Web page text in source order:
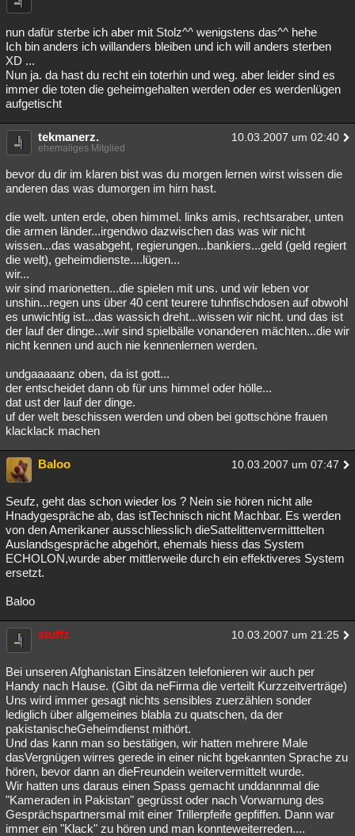
nun dafür sterbe ich aber mit Stolz^^ wenigstens das^^ hehe
Ich bin anders ich willanders bleiben und ich will anders sterben
XD ...
Nun ja. da hast du recht ein toterhin und weg. aber leider sind es
immer die toten die geheimgehalten werden oder es werdenlügen
aufgetischt
tekmanerz. 10.03.2007 um 02:40
ehemaliges Mitglied
bevor du dir im klaren bist was du morgen lernen wirst wissen die
anderen das was dumorgen im hirn hast.
die welt. unten erde, oben himmel. links amis, rechtsaraber, unten
die armen länder...irgendwo dazwischen das was wir nicht
wissen...das wasabgeht, regierungen...bankiers...geld (geld regiert
die welt), geheimdienste....lügen...
wir...
wir sind marionetten...die spielen mit uns. und wir leben vor
unshin...regen uns über 40 cent teurere tuhnfischdosen auf obwohl
es unwichtig ist...das wassich dreht...wissen wir nicht. und das ist
der lauf der dinge...wir sind spielbälle vonanderen mächten...die wir
nicht kennen und auch nie kennenlernen werden.
undgaaaaanz oben, da ist gott...
der entscheidet dann ob für uns himmel oder hölle...
dat ust der lauf der dinge.
uf der welt beschissen werden und oben bei gottschöne frauen
klacklack machen
Baloo 10.03.2007 um 07:47
Seufz, geht das schon wieder los ? Nein sie hören nicht alle
Hnadygespräche ab, das istTechnisch nicht Machbar. Es werden
von den Amerikaner ausschliesslich dieSattelittenvermitttelten
Auslandsgespräche abgehört, ehemals hiess das System
ECHOLON,wurde aber mittlerweile durch ein effektiveres System
ersetzt.
Baloo
stuffz 10.03.2007 um 21:25
Bei unseren Afghanistan Einsätzen telefonieren wir auch per
Handy nach Hause. (Gibt da neFirma die verteilt Kurzzeitverträge)
Uns wird immer gesagt nichts sensibles zuerzählen sonder
lediglich über allgemeines blabla zu quatschen, da der
pakistanischeGeheimdienst mithört.
Und das kann man so bestätigen, wir hatten mehrere Male
dasVergnügen wirres gerede in einer nicht bgekannten Sprache zu
hören, bevor dann an dieFreundein weitervermittelt wurde.
Wir hatten uns daraus einen Spass gemacht unddannmal die
"Kameraden in Pakistan" gegrüsst oder nach Vorwarnung des
Gesprächspartnersmal mit einer Trillerpfeife gepfiffen. Dann war
immer ein "Klack" zu hören und man konnteweiterreden....